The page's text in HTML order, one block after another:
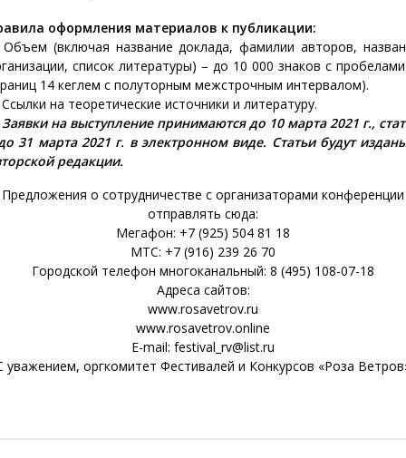
оформления материалов к публикации:
(включая название доклада, фамилии авторов,
список литературы) – до 10 000 знаков с
14 кеглем с полуторным межстрочным интервалом).
на теоретические источники и литературу.
Заявки на выступление принимаются до 10 марта 2021 г.,
31 марта 2021 г. в электронном виде. Статьи будут
редакции.
Предложения о сотрудничестве с организаторами конференции
отправлять сюда:
Мегафон: +7 (925) 504 81 18
МТС: +7 (916) 239 26 70
Городской телефон многоканальный: 8 (495) 108-07-18
Адреса сайтов:
www.rosavetrov.ru
www.rosavetrov.online
E-mail: festival_rv@list.ru
уважением, оргкомитет Фестивалей и Конкурсов «Роза